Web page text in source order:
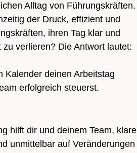
Alltag von Führungskräften.
der Druck, effizient und
ihren Tag klar und
verlieren? Die Antwort lautet:
Kalender deinen Arbeitstag
erfolgreich steuerst.
hilft dir und deinem Team, klare
unmittelbar auf Veränderungen